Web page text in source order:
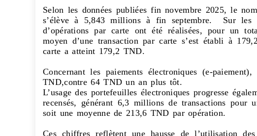
Selon les données publiées fin novembre 2025, le
s’élève à 5,843 millions à fin septembre. Sur les
d’opérations par carte ont été réalisées, pour un
moyen d’une transaction par carte s’est établi à
carte a atteint 179,2 TND.
Concernant les paiements électroniques (e-
TND,contre 64 TND un an plus tôt.
L’usage des portefeuilles électroniques progresse
recensés, générant 6,3 millions de transactions
soit une moyenne de 213,6 TND par opération.
Ces chiffres reflètent une hausse de l’utilisation